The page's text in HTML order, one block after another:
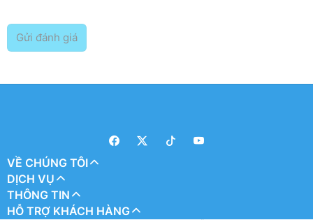
Gửi đánh giá
VỀ CHÚNG TÔI
DỊCH VỤ
THÔNG TIN
HỖ TRỢ KHÁCH HÀNG